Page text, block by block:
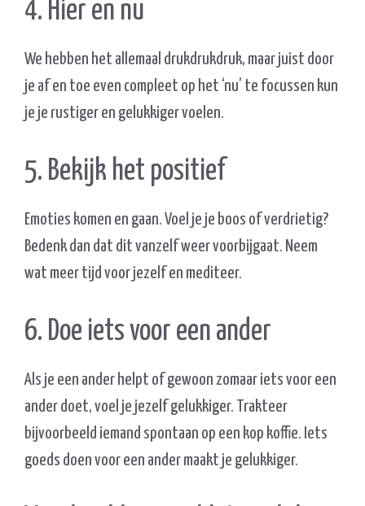
4. Hier en nu
We hebben het allemaal drukdrukdruk, maar juist door
je af en toe even compleet op het ‘nu’ te focussen kun
je je rustiger en gelukkiger voelen.
5. Bekijk het positief
Emoties komen en gaan. Voel je je boos of verdrietig?
Bedenk dan dat dit vanzelf weer voorbijgaat. Neem
wat meer tijd voor jezelf en mediteer.
6. Doe iets voor een ander
Als je een ander helpt of gewoon zomaar iets voor een
ander doet, voel je jezelf gelukkiger. Trakteer
bijvoorbeeld iemand spontaan op een kop koffie. Iets
goeds doen voor een ander maakt je gelukkiger.